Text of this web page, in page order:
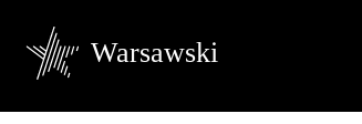
Warsawski